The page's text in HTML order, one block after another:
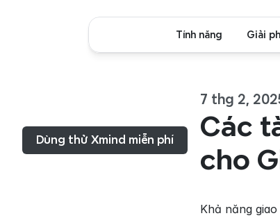
Dùng thử Xmind miễn phí
7 thg 2,
Các
cho
Khả năng
Tính năng Giải